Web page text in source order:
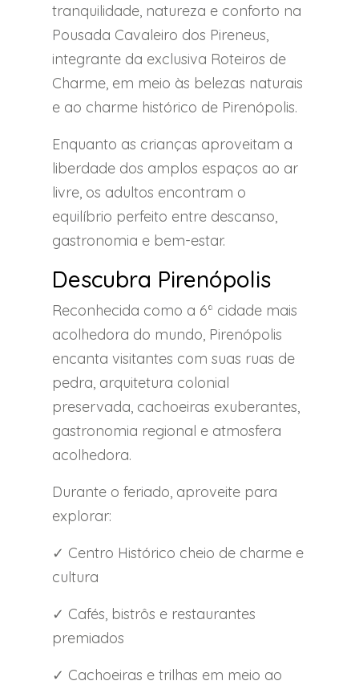
tranquilidade, natureza e conforto na
Pousada Cavaleiro dos Pireneus,
integrante da exclusiva Roteiros de
Charme, em meio às belezas naturais
e ao charme histórico de Pirenópolis.
Enquanto as crianças aproveitam a
liberdade dos amplos espaços ao ar
livre, os adultos encontram o
equilíbrio perfeito entre descanso,
gastronomia e bem-estar.
Descubra Pirenópolis
Reconhecida como a 6ª cidade mais
acolhedora do mundo, Pirenópolis
encanta visitantes com suas ruas de
pedra, arquitetura colonial
preservada, cachoeiras exuberantes,
gastronomia regional e atmosfera
acolhedora.
Durante o feriado, aproveite para
explorar:
✓ Centro Histórico cheio de charme e
cultura
✓ Cafés, bistrôs e restaurantes
premiados
✓ Cachoeiras e trilhas em meio ao